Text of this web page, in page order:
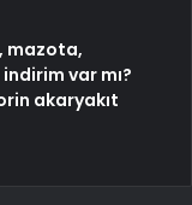
mazota,
var mı?
akaryakıt